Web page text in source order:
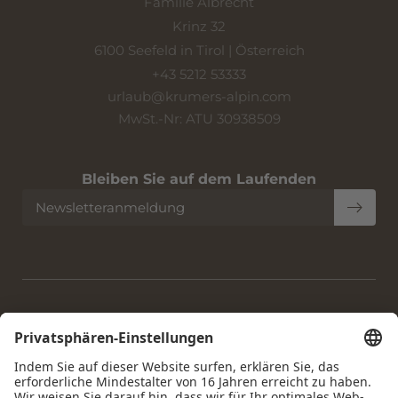
Krinz 32
6100 Seefeld in Tirol | Österreich
+43 5212 53333
urlaub@krumers-alpin.com
MwSt.-Nr: ATU 30938509
Bleiben Sie auf dem Laufenden
Newsletteranmeldung
Home|Impressum|Datenschutz
Alpin | Albrecht Hotel GmbH
Interessante Seiten: